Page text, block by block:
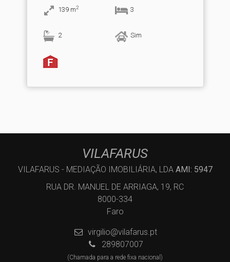
139 m2 3
2 Sim
VILAFARUS
VILAFARUS - MEDIAÇÃO IMOBILIÁRIA, LDA AMI: 5947
RUA DR. MANUEL DE ARRIAGA, 19, RC
8000-334
Faro
virgilio@vilafarus.pt
289807007
(Chamada para a rede fixa nacional)